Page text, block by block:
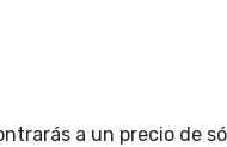
a un precio de